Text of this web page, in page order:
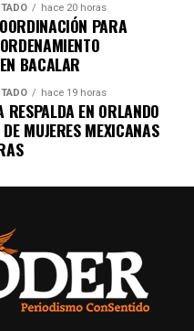
hace 20 horas
PARA
BACALAR
hace 19 horas
EN ORLANDO
MUJERES MEXICANAS